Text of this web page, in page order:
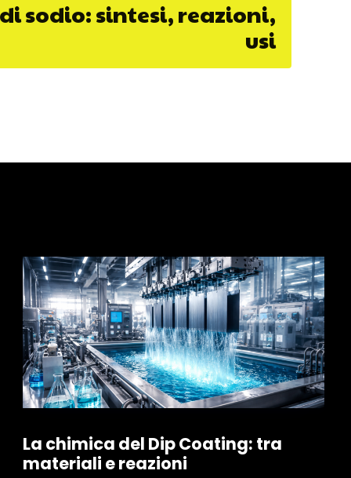
sodio: sintesi, reazioni,
usi
La chimica del Dip Coating: tra
materiali e reazioni